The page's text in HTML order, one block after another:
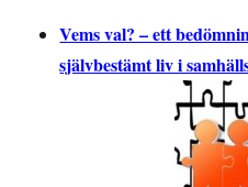
Vems val? – ett
självbestämt liv i